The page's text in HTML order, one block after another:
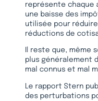
représente chaque
une baisse des
utilisée pour
réductions de
Il reste que,
plus généralement
mal connus et mal
Le rapport Stern
des perturbations